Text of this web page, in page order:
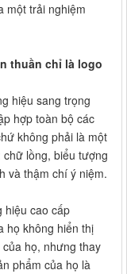
một trải nghiệm
thuần chỉ là logo
hiệu sang trọng
hợp toàn bộ các
không phải là một
lồng, biểu tượng
và thậm chí ý niệm.
hiệu cao cấp
họ không hiển thị
họ, nhưng thay
phẩm của họ là